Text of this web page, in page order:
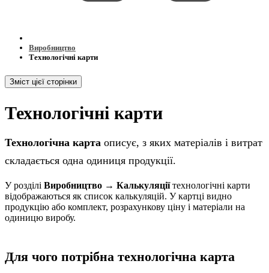
Виробництво
Технологічні карти
Зміст цієї сторінки
Технологічні карти
Технологічна карта описує, з яких матеріалів і витрат
складається одна одиниця продукції.
У розділі Виробництво → Калькуляціїтехнологічні карти
відображаються як список калькуляцій. У картці видно
продукцію або комплект, розрахункову ціну і матеріали на
одиницю виробу.
Для чого потрібна технологічна карта